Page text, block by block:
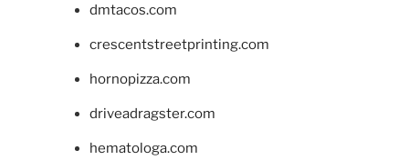
dmtacos.com
crescentstreetprinting.com
hornopizza.com
driveadragster.com
hematologa.com